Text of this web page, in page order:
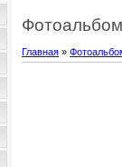
Главная »